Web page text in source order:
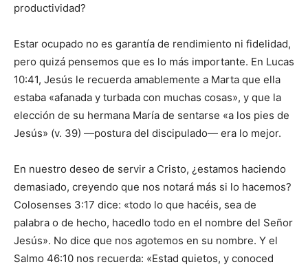
productividad?
Estar ocupado no es garantía de rendimiento ni fidelidad,
pero quizá pensemos que es lo más importante. En Lucas
10:41, Jesús le recuerda amablemente a Marta que ella
estaba «afanada y turbada con muchas cosas», y que la
elección de su hermana María de sentarse «a los pies de
Jesús» (v. 39) —postura del discipulado— era lo mejor.
En nuestro deseo de servir a Cristo, ¿estamos haciendo
demasiado, creyendo que nos notará más si lo hacemos?
Colosenses 3:17 dice: «todo lo que hacéis, sea de
palabra o de hecho, hacedlo todo en el nombre del Señor
Jesús». No dice que nos agotemos en su nombre. Y el
Salmo 46:10 nos recuerda: «Estad quietos, y conoced